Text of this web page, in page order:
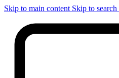
Skip to main content Skip to search